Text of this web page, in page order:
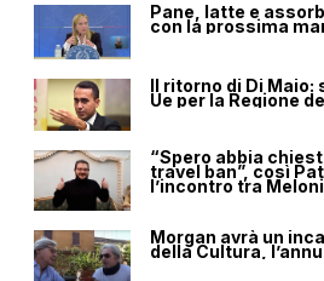
Pane, latte e
con la prossima
Il ritorno di Di Maio:
Ue per la Regione
“Spero abbia
travel ban”, così
l’incontro tra
Morgan avrà un
della Cultura,